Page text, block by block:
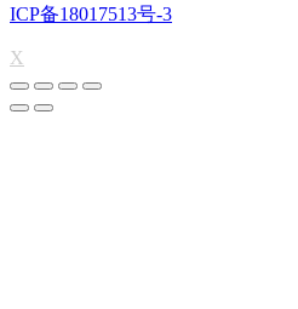
ICP备18017513号-3
X